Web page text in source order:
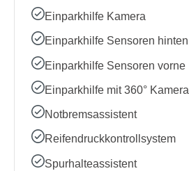
Einparkhilfe Kamera
Einparkhilfe Sensoren hinten
Einparkhilfe Sensoren vorne
Einparkhilfe mit 360° Kamera
Notbremsassistent
Reifendruckkontrollsystem
Spurhalteassistent